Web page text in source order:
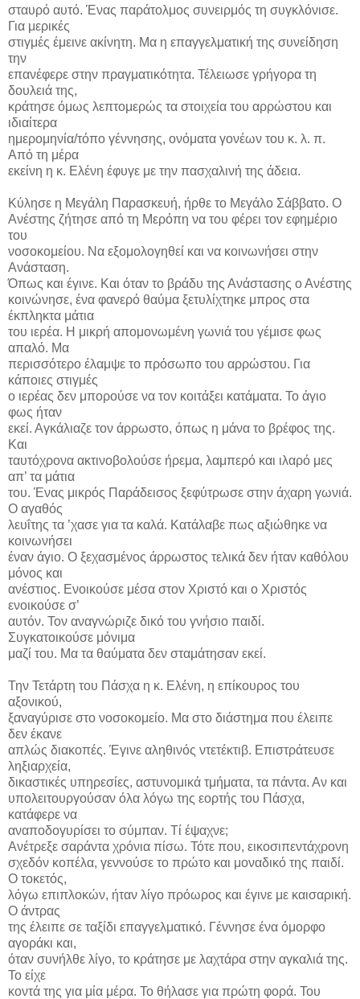
σταυρό αυτό. Ένας παράτολμος συνειρμός τη συγκλόνισε.
Για μερικές
στιγμές έμεινε ακίνητη. Μα η επαγγελματική της συνείδηση
την
επανέφερε στην πραγματικότητα. Τέλειωσε γρήγορα τη
δουλειά της,
κράτησε όμως λεπτομερώς τα στοιχεία του αρρώστου και
ιδιαίτερα
ημερομηνία/τόπο γέννησης, ονόματα γονέων του κ. λ. π.
Από τη μέρα
εκείνη η κ. Ελένη έφυγε με την πασχαλινή της άδεια.
Κύλησε η Μεγάλη Παρασκευή, ήρθε το Μεγάλο Σάββατο. Ο
Ανέστης ζήτησε από τη Μερόπη να του φέρει τον εφημέριο
του
νοσοκομείου. Να εξομολογηθεί και να κοινωνήσει στην
Ανάσταση.
Όπως και έγινε. Και όταν το βράδυ της Ανάστασης ο Ανέστης
κοινώνησε, ένα φανερό θαύμα ξετυλίχτηκε μπρος στα
έκπληκτα μάτια
του ιερέα. Η μικρή απομονωμένη γωνιά του γέμισε φως
απαλό. Μα
περισσότερο έλαμψε το πρόσωπο του αρρώστου. Για
κάποιες στιγμές
ο ιερέας δεν μπορούσε να τον κοιτάξει κατάματα. Το άγιο
φως ήταν
εκεί. Αγκάλιαζε τον άρρωστο, όπως η μάνα το βρέφος της.
Και
ταυτόχρονα ακτινοβολούσε ήρεμα, λαμπερό και ιλαρό μες
απ’ τα μάτια
του. Ένας μικρός Παράδεισος ξεφύτρωσε στην άχαρη γωνιά.
Ο αγαθός
λευΐτης τα ’χασε για τα καλά. Κατάλαβε πως αξιώθηκε να
κοινωνήσει
έναν άγιο. Ο ξεχασμένος άρρωστος τελικά δεν ήταν καθόλου
μόνος και
ανέστιος. Ενοικούσε μέσα στον Χριστό και ο Χριστός
ενοικούσε σ’
αυτόν. Τον αναγνώριζε δικό του γνήσιο παιδί.
Συγκατοικούσε μόνιμα
μαζί του. Μα τα θαύματα δεν σταμάτησαν εκεί.
Την Τετάρτη του Πάσχα η κ. Ελένη, η επίκουρος του
αξονικού,
ξαναγύρισε στο νοσοκομείο. Μα στο διάστημα που έλειπε
δεν έκανε
απλώς διακοπές. Έγινε αληθινός ντετέκτιβ. Επιστράτευσε
ληξιαρχεία,
δικαστικές υπηρεσίες, αστυνομικά τμήματα, τα πάντα. Αν και
υπολειτουργούσαν όλα λόγω της εορτής του Πάσχα,
κατάφερε να
αναποδογυρίσει το σύμπαν. Τί έψαχνε;
Ανέτρεξε σαράντα χρόνια πίσω. Τότε που, εικοσιπεντάχρονη
σχεδόν κοπέλα, γεννούσε το πρώτο και μοναδικό της παιδί.
Ο τοκετός,
λόγω επιπλοκών, ήταν λίγο πρόωρος και έγινε με καισαρική.
Ο άντρας
της έλειπε σε ταξίδι επαγγελματικό. Γέννησε ένα όμορφο
αγοράκι και,
όταν συνήλθε λίγο, το κράτησε με λαχτάρα στην αγκαλιά της.
Το είχε
κοντά της για μία μέρα. Το θήλασε για πρώτη φορά. Του